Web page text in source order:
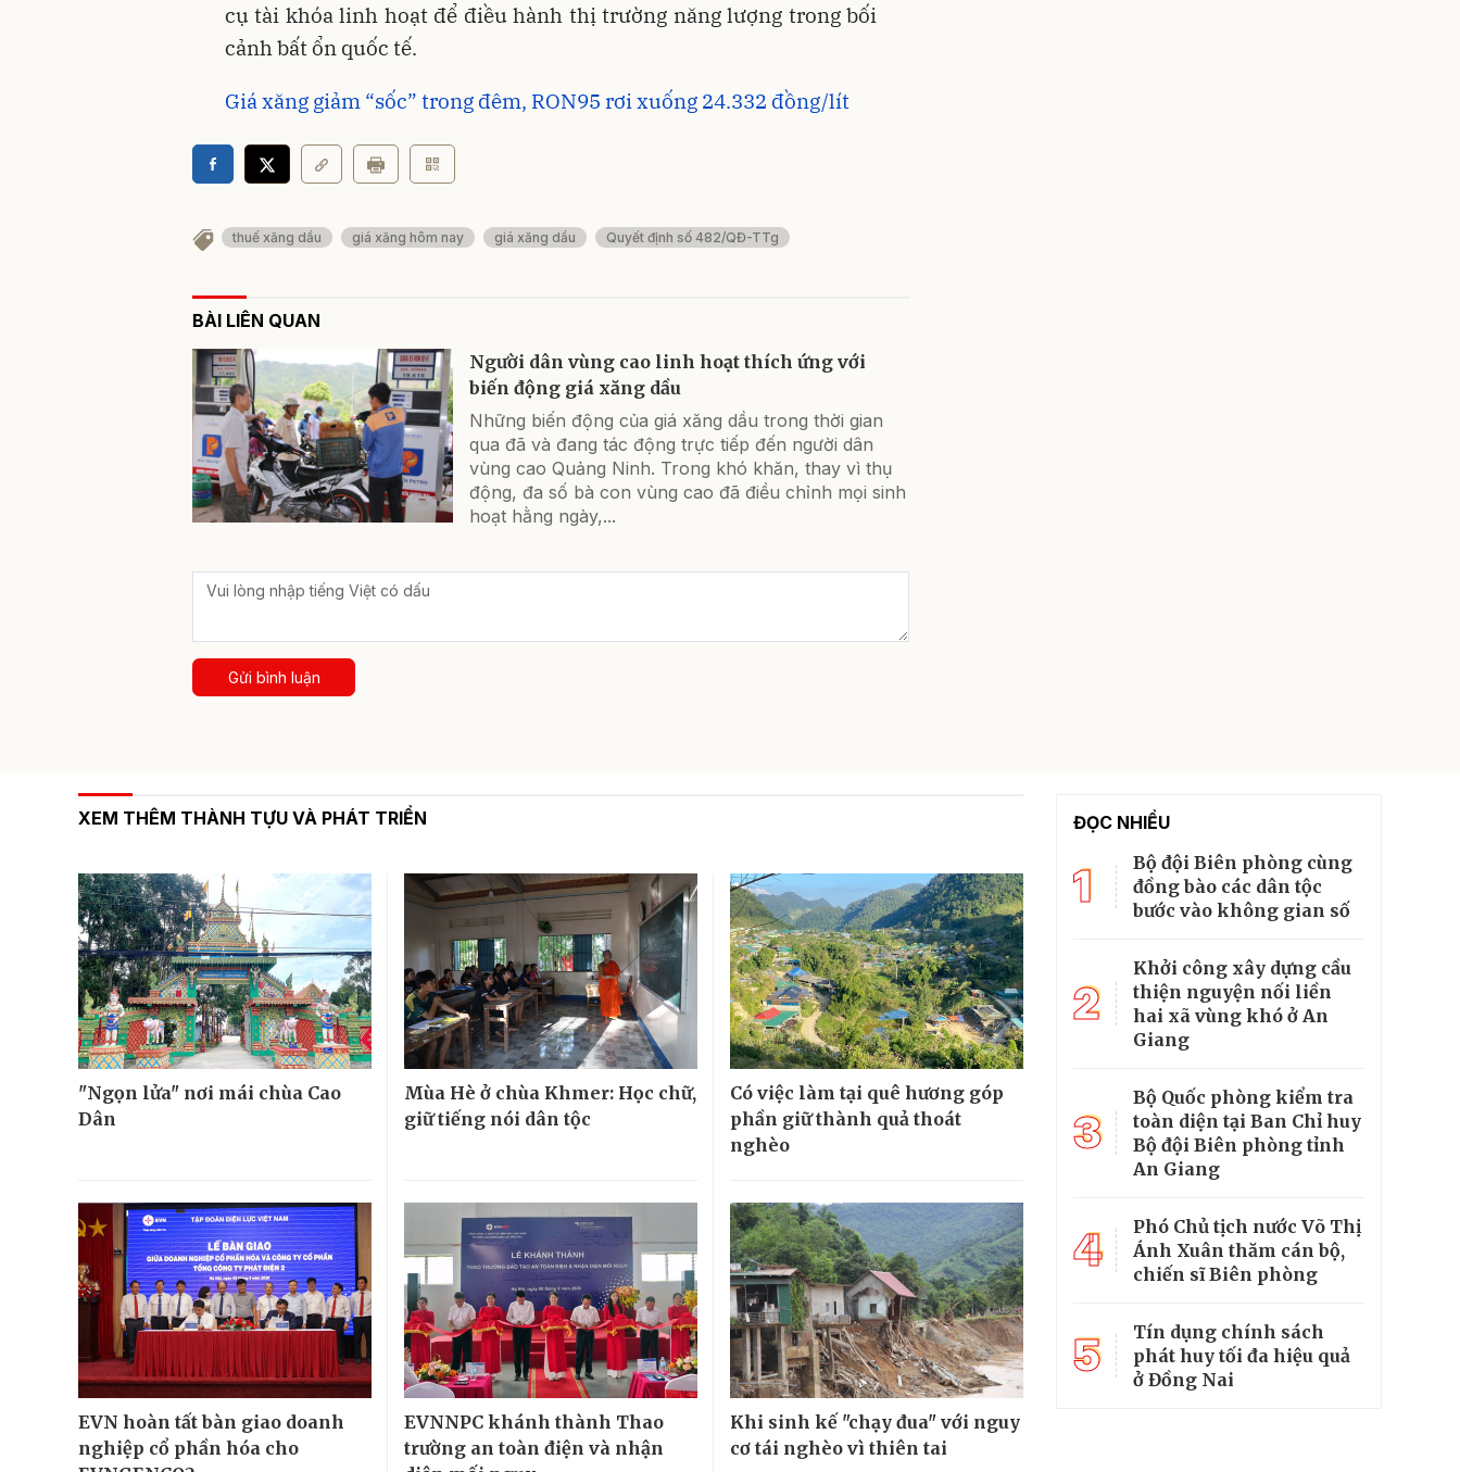
cụ tài khóa linh hoạt để điều hành thị trường năng lượng trong bối
cảnh bất ổn quốc tế.
Giá xăng giảm “sốc” trong đêm, RON95 rơi xuống 24.332 đồng/lít
thuế xăng dầu giá xăng hôm nay giá xăng dầu Quyết định số 482/QĐ-TTg
BÀI LIÊN QUAN
Người dân vùng cao linh hoạt thích ứng với
biến động giá xăng dầu
Những biến động của giá xăng dầu trong thời gian
qua đã và đang tác động trực tiếp đến người dân
vùng cao Quảng Ninh. Trong khó khăn, thay vì thụ
động, đa số bà con vùng cao đã điều chỉnh mọi sinh
hoạt hằng ngày,...
Gửi bình luận
XEM THÊM THÀNH TỰU VÀ PHÁT TRIỂN
"Ngọn lửa" nơi mái chùa Cao
Dân
Mùa Hè ở chùa Khmer: Học chữ,
giữ tiếng nói dân tộc
Có việc làm tại quê hương góp
phần giữ thành quả thoát
nghèo
EVN hoàn tất bàn giao doanh
nghiệp cổ phần hóa cho
EVNNPC khánh thành Thao
trường an toàn điện và nhận
Khi sinh kế "chạy đua" với nguy
cơ tái nghèo vì thiên tai
ĐỌC NHIỀU
1
Bộ đội Biên phòng cùng
đồng bào các dân tộc
bước vào không gian số
2
Khởi công xây dựng cầu
thiện nguyện nối liền
hai xã vùng khó ở An
Giang
3
Bộ Quốc phòng kiểm tra
toàn diện tại Ban Chỉ huy
Bộ đội Biên phòng tỉnh
An Giang
4
Phó Chủ tịch nước Võ Thị
Ánh Xuân thăm cán bộ,
chiến sĩ Biên phòng
5
Tín dụng chính sách
phát huy tối đa hiệu quả
ở Đồng Nai